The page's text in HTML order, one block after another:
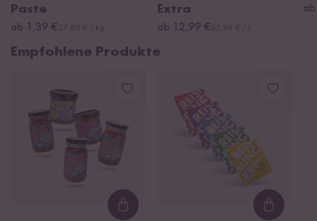
Paste
ab 1,39 €
Extra
ab 12,99 €
Empfohlene Produkte
Loading...